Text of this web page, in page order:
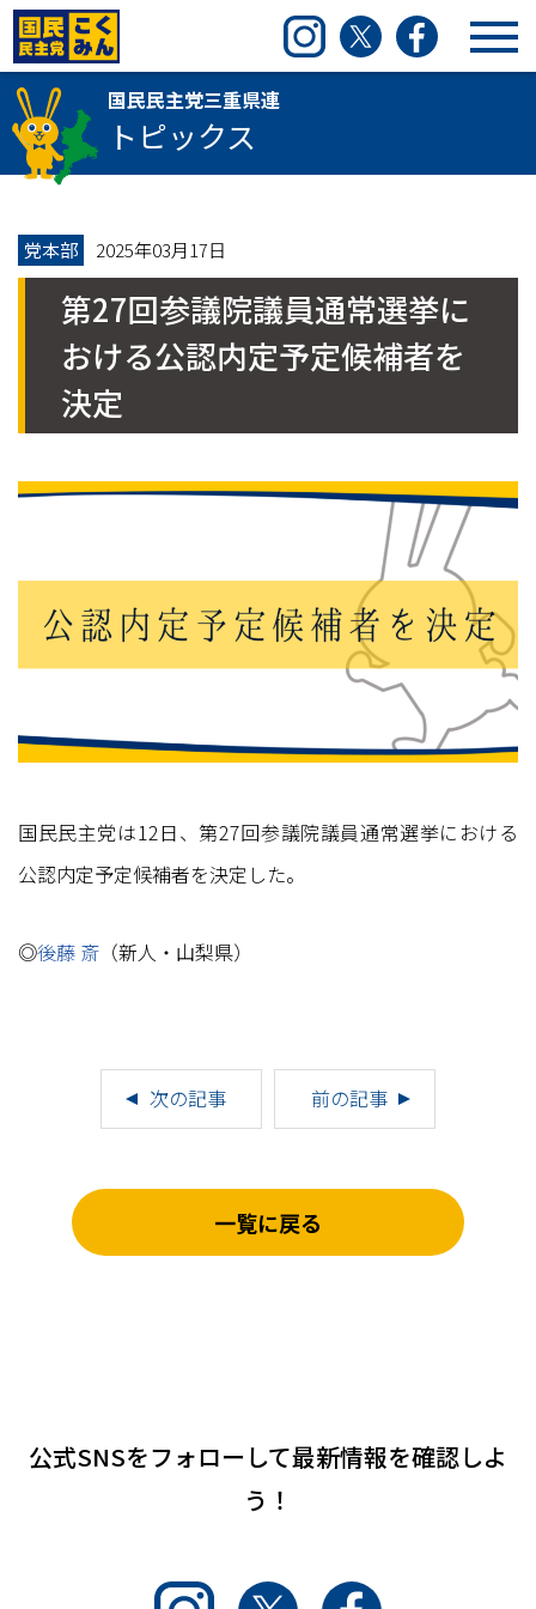
国民民主党三重県連 InstagramTwitter Facebook
国民民主党三重県連
トピックス
党本部 2025年03月17日
第27回参議院議員通常選挙に
おける公認内定予定候補者を
決定
国民民主党は12日、第27回参議院議員通常選挙における
公認内定予定候補者を決定した。
◎後藤 斎 （新人・山梨県）
次の記事 前の記事
一覧に戻る
公式SNSをフォローして最新情報を確認しよ
う！
Instagram Twitter